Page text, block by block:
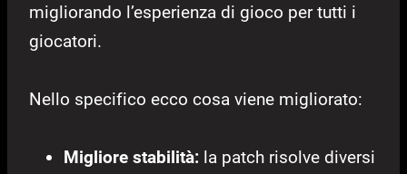
migliorando l’esperienza di gioco per tutti i
giocatori.
Nello specifico ecco cosa viene migliorato:
Migliore stabilità: la patch risolve diversi